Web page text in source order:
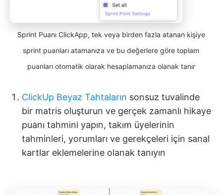
Sprint Puanı ClickApp, tek veya birden fazla atanan kişiye
sprint puanları atamanıza ve bu değerlere göre toplam
puanları otomatik olarak hesaplamanıza olanak tanır
ClickUp Beyaz Tahtaların sonsuz tuvalinde
bir matris oluşturun ve gerçek zamanlı hikaye
puanı tahmini yapın, takım üyelerinin
tahminleri, yorumları ve gerekçeleri için sanal
kartlar eklemelerine olanak tanıyın